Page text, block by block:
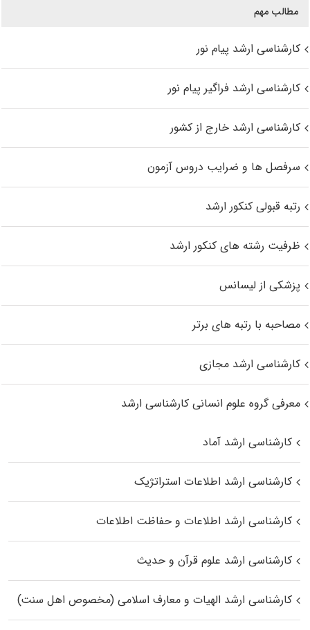
مطالب مهم
کارشناسی ارشد پیام نور
کارشناسی ارشد فراگیر پیام نور
کارشناسی ارشد خارج از کشور
سرفصل ها و ضرایب دروس آزمون
رتبه قبولی کنکور ارشد
ظرفیت رشته های کنکور ارشد
پزشکی از لیسانس
مصاحبه با رتبه های برتر
کارشناسی ارشد مجازی
معرفی گروه علوم انسانی کارشناسی ارشد
کارشناسی ارشد آماد
کارشناسی ارشد اطلاعات استراتژیک
کارشناسی ارشد اطلاعات و حفاظت اطلاعات
کارشناسی ارشد علوم قرآن و حدیث
کارشناسی ارشد الهیات و معارف اسلامی (مخصوص اهل سنت)